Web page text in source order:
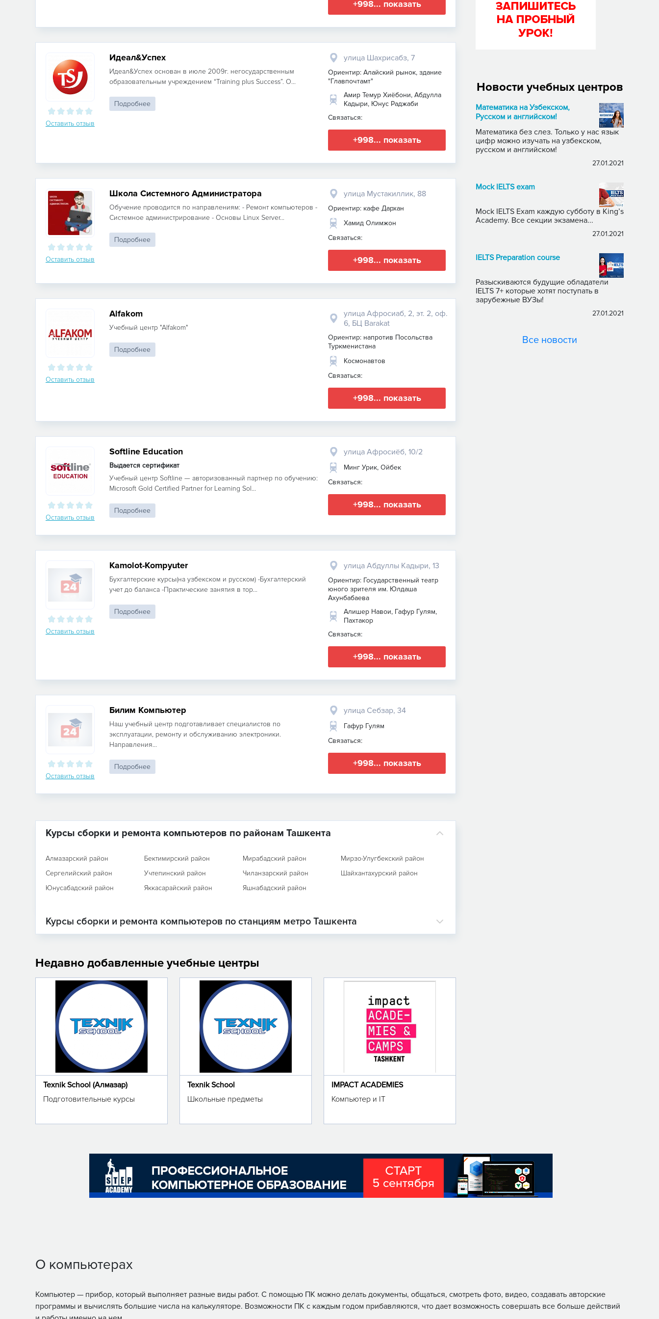
+998... показать
Оставить отзыв
Идеал&Успех
Идеал&Успех основан в июле 2009г. негосударственным
образовательным учреждением “Training plus Success”. О...
Подробнее
улица Шахрисабз, 7
Ориентир: Алайский рынок, здание
"Главпочтамт"
Амир Темур Хиёбони, Абдулла
Кадыри, Юнус Раджаби
Связаться:
+998... показать
Оставить отзыв
Школа Системного Администратора
Обучение проводится по направлениям: - Ремонт компьютеров -
Системное администрирование - Основы Linux Server...
Подробнее
улица Мустакиллик, 88
Ориентир: кафе Дархан
Хамид Олимжон
Связаться:
+998... показать
Оставить отзыв
Аlfakom
Учебный центр "Alfakom"
Подробнее
улица Афросиаб, 2, эт. 2, оф.
6, БЦ Barakat
Ориентир: напротив Посольства
Туркменистана
Космонавтов
Связаться:
+998... показать
Оставить отзыв
Softline Education
Выдается сертификат
Учебный центр Softline — авторизованный партнер по обучению:
Microsoft Gold Certified Partner for Learning Sol...
Подробнее
улица Афросиёб, 10/2
Минг Урик, Ойбек
Связаться:
+998... показать
Оставить отзыв
Kamolot-Kompyuter
Бухгалтерские курсы(на узбекском и русском) -Бухгалтерский
учет до баланса -Практические занятия в тор...
Подробнее
улица Абдуллы Кадыри, 13
Ориентир: Государственный театр
юного зрителя им. Юлдаша
Ахунбабаева
Алишер Навои, Гафур Гулям,
Пахтакор
Связаться:
+998... показать
Оставить отзыв
Билим Компьютер
Наш учебный центр подготавливает специалистов по
эксплуатации, ремонту и обслуживанию электроники.
Направления...
Подробнее
улица Себзар, 34
Гафур Гулям
Связаться:
+998... показать
Курсы сборки и ремонта компьютеров по районам Ташкента
Алмазарский район Бектимирский район Мирабадский район
Мирзо-Улугбекский район
Сергелийский район
Учтепинский район Чиланзарский район
Шайхантахурский район
Юнусабадский район
Яккасарайский район Яшнабадский район
Курсы сборки и ремонта компьютеров по станциям метро Ташкента
Недавно добавленные учебные центры
Texnik School (Алмазар)
Подготовительные курсы
Texnik School
Школьные предметы
IMPACT ACADEMIES
Компьютер и IT
Новости учебных центров
Математика на Узбекском,
Русском и английском!
Математика без слез. Только у нас язык
цифр можно изучать на узбекском,
русском и английском!
27.01.2021
Mock IELTS exam
Mock IELTS Exam каждую субботу в King’s
Academy. Все секции экзамена...
27.01.2021
IELTS Preparation course
Разыскиваются будущие обладатели
IELTS 7+ которые хотят поступать в
зарубежные ВУЗы!
27.01.2021
Все новости
О компьютерах
Компьютер — прибор, который выполняет разные виды работ. С помощью ПК можно делать документы, общаться, смотреть фото, видео, создавать авторские
программы и вычислять большие числа на калькуляторе. Возможности ПК с каждым годом прибавляются, что дает возможность совершать все больше действий